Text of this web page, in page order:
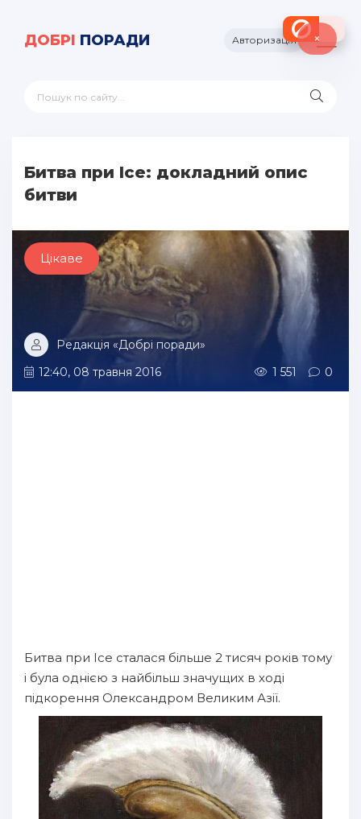
ДОБРІ ПОРАДИ Авторизація
Битва при Ісе: докладний опис
битви
Цікаве
Редакція «Добрі поради»
12:40, 08 травня 2016
1 551 0
Битва при Ісе сталася більше 2 тисяч років тому
і була однією з найбільш значущих в ході
підкорення Олександром Великим Азії.
×